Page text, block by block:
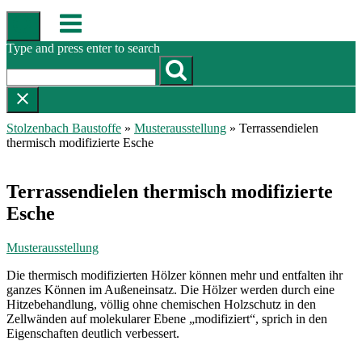
Skip
content
Menu
Type and press enter to search
Stolzenbach Baustoffe » Musterausstellung » Terrassendielen
thermisch modifizierte Esche
Terrassendielen thermisch modifizierte
Esche
Musterausstellung
Die thermisch modifizierten Hölzer können mehr und entfalten ihr
ganzes Können im Außeneinsatz. Die Hölzer werden durch eine
Hitzebehandlung, völlig ohne chemischen Holzschutz in den
Zellwänden auf molekularer Ebene „modifiziert“, sprich in den
Eigenschaften deutlich verbessert.